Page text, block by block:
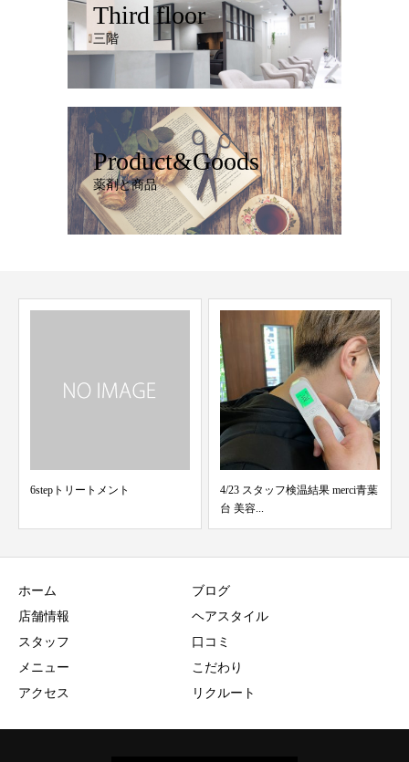
Third floor
三階
Product&Goods
薬剤と商品
トメント
4/23 スタッフ検温結果 merci青葉
飲み会★
ホーム
店舗情報
スタッフ
メニュー
アクセス
ブログ
ヘアスタイル
口コミ
こだわり
リクルート